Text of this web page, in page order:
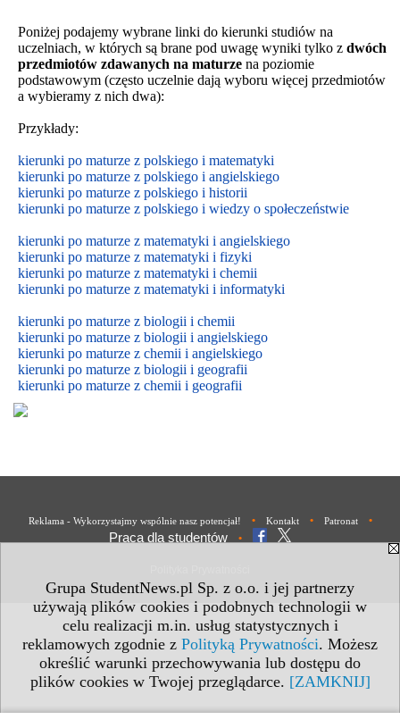
Grupa StudentNews.pl Sp. z o.o. i jej partnerzy
używają plików cookies i podobnych technologii w
celu realizacji m.in. usług statystycznych i
reklamowych zgodnie z Polityką Prywatności. Możesz
określić warunki przechowywania lub dostępu do
plików cookies w Twojej przeglądarce. [ZAMKNIJ]
Poniżej podajemy wybrane linki do kierunki studiów na
uczelniach, w których są brane pod uwagę wyniki tylko z dwóch
przedmiotów zdawanych na maturze na poziomie
podstawowym (często uczelnie dają wyboru więcej przedmiotów
a wybieramy z nich dwa):
Przykłady:
kierunki po maturze z polskiego i matematyki
kierunki po maturze z polskiego i angielskiego
kierunki po maturze z polskiego i historii
kierunki po maturze z polskiego i wiedzy o społeczeństwie
kierunki po maturze z matematyki i angielskiego
kierunki po maturze z matematyki i fizyki
kierunki po maturze z matematyki i chemii
kierunki po maturze z matematyki i informatyki
kierunki po maturze z biologii i chemii
kierunki po maturze z biologii i angielskiego
kierunki po maturze z chemii i angielskiego
kierunki po maturze z biologii i geografii
kierunki po maturze z chemii i geografii
Reklama - Wykorzystajmy wspólnie nasz potencjał! • Kontakt • Patronat •
Praca dla studentów •